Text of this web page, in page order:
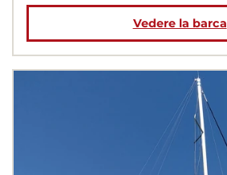
Vedere la barca